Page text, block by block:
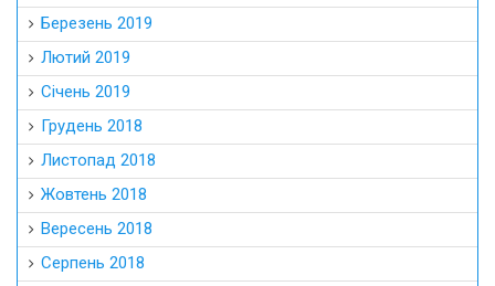
Березень 2019
Лютий 2019
Січень 2019
Грудень 2018
Листопад 2018
Жовтень 2018
Вересень 2018
Серпень 2018